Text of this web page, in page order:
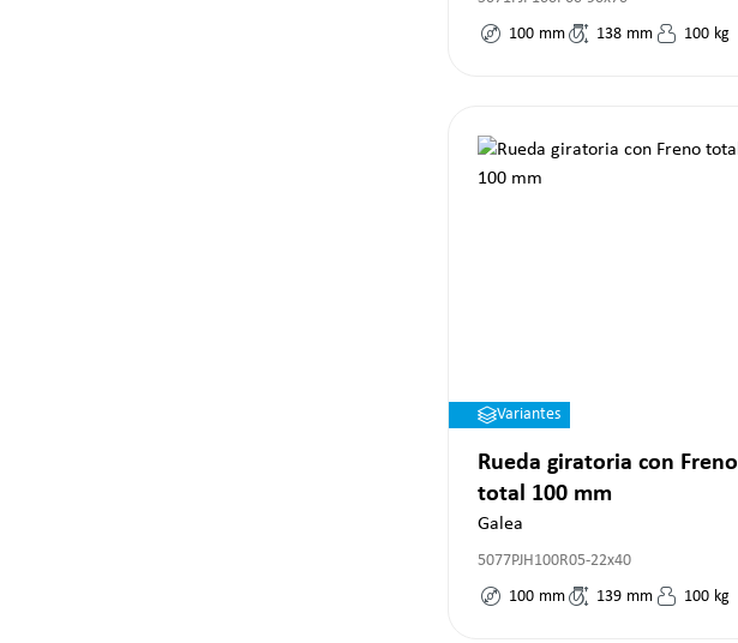
100 mm 138 mm 100 kg
Variantes
Rueda giratoria con Freno
total 100 mm
Galea
5077PJH100R05-22x40
100 mm 139 mm 100 kg